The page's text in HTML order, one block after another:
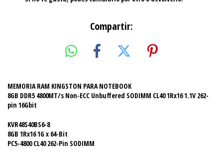
Compartir:
MEMORIA RAM KINGSTON PARA NOTEBOOK
8GB DDR5 4800MT/s Non-ECC Unbuffered SODIMM CL40 1Rx16 1.1V 262-
pin 16Gbit
KVR48S40BS6-8
8GB 1Rx16 1G x 64-Bit
PC5-4800 CL40 262-Pin SODIMM